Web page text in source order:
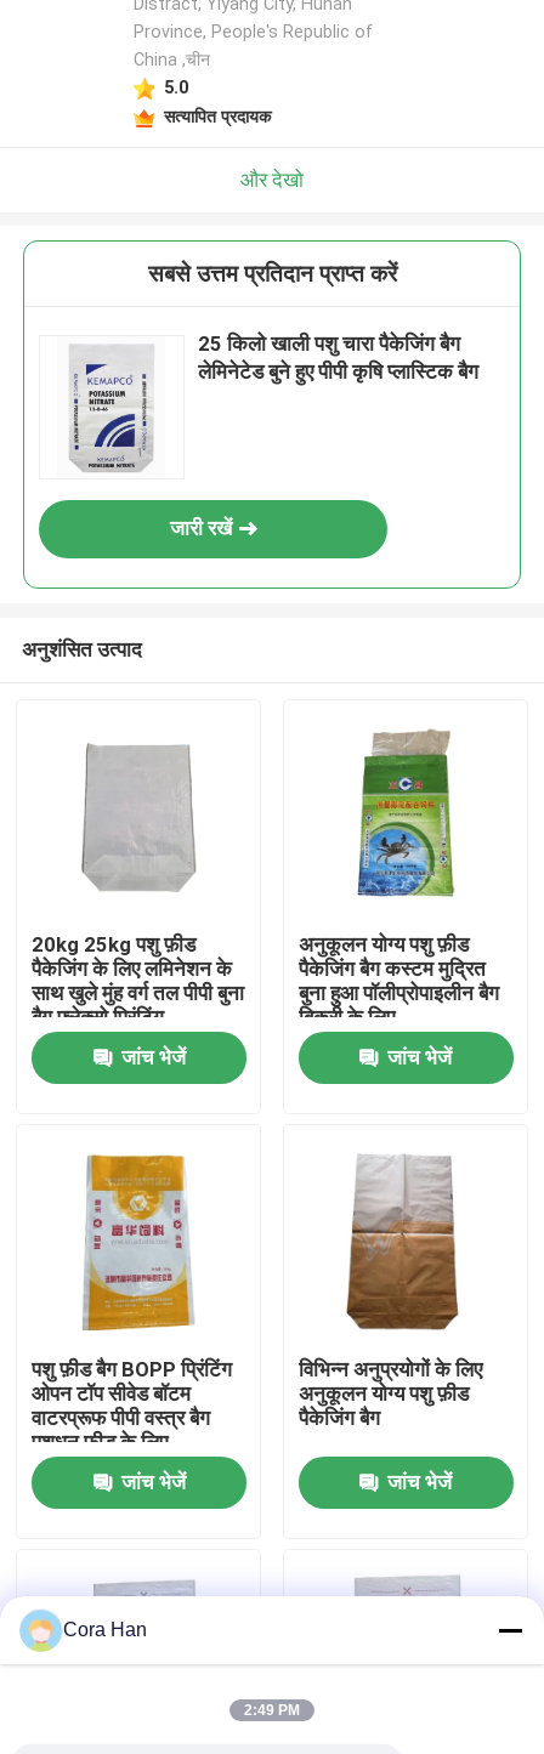
हमारे बारे में
कारखाना भ्रमण
गुणवत्ता नियंत्रण
संपर्क करें
समाचार
एक उद्धरण का अनुरोध करें
सीमेंट पैकेजिंग बैग
Province, People's Republic of
China ,चीन
5.0
सत्यापित प्रदायक
और देखो
सबसे उत्तम प्रतिदान प्राप्त करें
25 किलो खाली पशु चारा पैकेजिंग बैग
लेमिनेटेड बुने हुए पीपी कृषि प्लास्टिक बैग
जारी रखें
अनुशंसित उत्पाद
20kg 25kg पशु फ़ीड
पैकेजिंग के लिए लमिनेशन के
साथ खुले मुंह वर्ग तल पीपी बुना
बैग फ्लेक्सो प्रिंटिंग
जांच भेजें
अनुकूलन योग्य पशु फ़ीड
पैकेजिंग बैग कस्टम मुद्रित
बुना हुआ पॉलीप्रोपाइलीन बैग
बिक्री के लिए
जांच भेजें
पशु फ़ीड बैग BOPP प्रिंटिंग
ओपन टॉप सीवेड बॉटम
वाटरप्रूफ पीपी वस्त्र बैग
पशुधन फ़ीड के लिए
जांच भेजें
विभिन्न अनुप्रयोगों के लिए
अनुकूलन योग्य पशु फ़ीड
पैकेजिंग बैग
जांच भेजें
Cora Han
2:49 PM